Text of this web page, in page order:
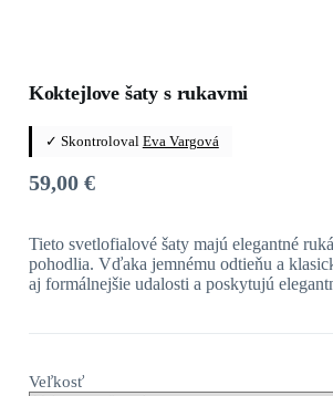
Koktejlove šaty s rukavmi
✓ Skontroloval Eva Vargová
59,00 €
Tieto svetlofialové šaty majú elegantné
pohodlia. Vďaka jemnému odtieňu a
aj formálnejšie udalosti a poskytujú
Veľkosť